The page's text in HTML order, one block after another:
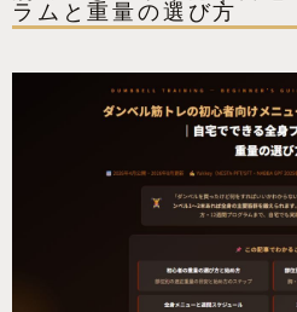
ラムと重量の選び方